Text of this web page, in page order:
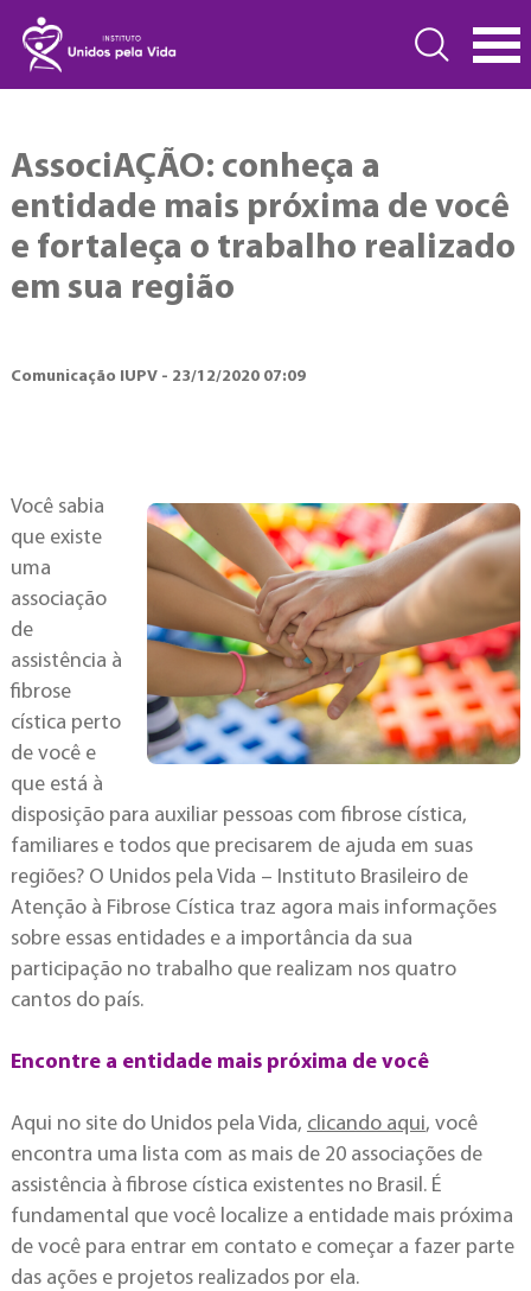
AssociAÇÃO: conheça a
entidade mais próxima de você
e fortaleça o trabalho realizado
em sua região
Comunicação IUPV - 23/12/2020 07:09
Você sabia
que existe
uma
associação
de
assistência à
fibrose
cística perto
de você e
que está à
disposição para auxiliar pessoas com fibrose cística,
familiares e todos que precisarem de ajuda em suas
regiões? O Unidos pela Vida – Instituto Brasileiro de
Atenção à Fibrose Cística traz agora mais informações
sobre essas entidades e a importância da sua
participação no trabalho que realizam nos quatro
cantos do país.
Encontre a entidade mais próxima de você
Aqui no site do Unidos pela Vida, clicando aqui, você
encontra uma lista com as mais de 20 associações de
assistência à fibrose cística existentes no Brasil. É
fundamental que você localize a entidade mais próxima
de você para entrar em contato e começar a fazer parte
das ações e projetos realizados por ela.